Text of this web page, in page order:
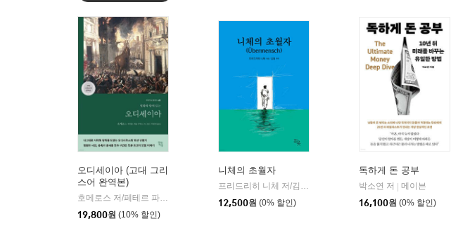
오디세이아 (고대 그리
스어 완역본)
| 현대지성
19,800원 (10% 할인)
니체의 초월자
12,500원 (0% 할인)
독하게 돈 공부
박소연 저 | 메이븐
16,100원 (0% 할인)